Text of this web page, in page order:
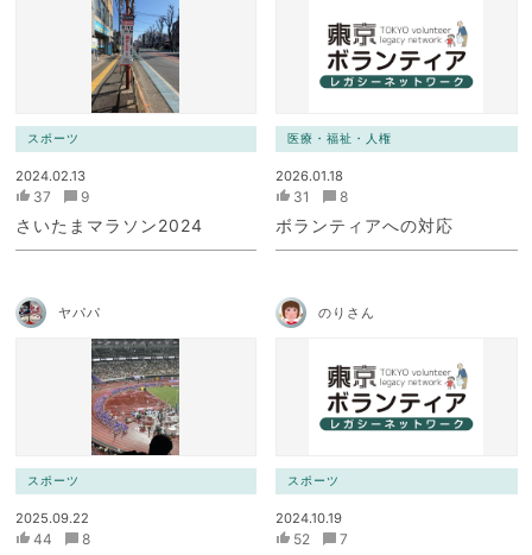
スポーツ
2024.02.13
37 9
さいたまマラソン2024
医療・福祉・人権
2026.01.18
31 8
ボランティアへの対応
ヤパパ
スポーツ
2025.09.22
44 8
のりさん
スポーツ
2024.10.19
52 7